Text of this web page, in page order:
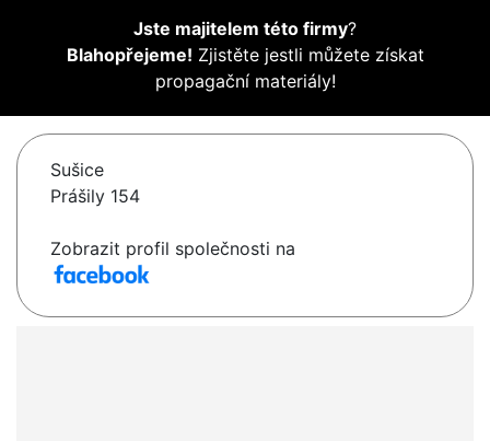
Jste majitelem této firmy?
Blahopřejeme! Zjistěte jestli můžete získat
propagační materiály!
Sušice
Prášily 154
Zobrazit profil společnosti na